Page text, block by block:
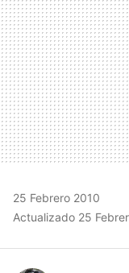
25 Febrero 2010
Actualizado 25